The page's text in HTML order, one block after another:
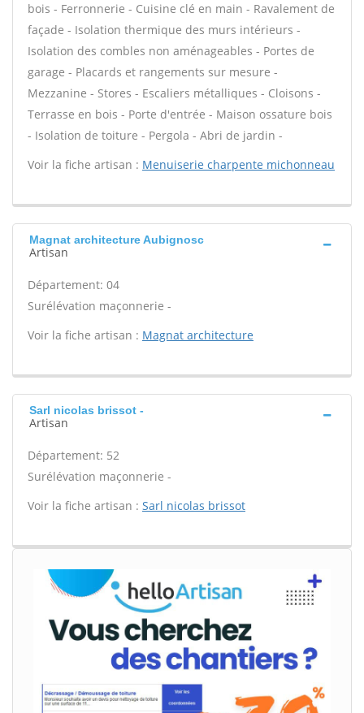
bois - Ferronnerie - Cuisine clé en main - Ravalement de
façade - Isolation thermique des murs intérieurs -
Isolation des combles non aménageables - Portes de
garage - Placards et rangements sur mesure -
Mezzanine - Stores - Escaliers métalliques - Cloisons -
Terrasse en bois - Porte d'entrée - Maison ossature bois
- Isolation de toiture - Pergola - Abri de jardin -
Voir la fiche artisan : Menuiserie charpente michonneau
Magnat architecture Aubignosc
Artisan
Département: 04
Surélévation maçonnerie -
Voir la fiche artisan : Magnat architecture
Sarl nicolas brissot -
Artisan
Département: 52
Surélévation maçonnerie -
Voir la fiche artisan : Sarl nicolas brissot